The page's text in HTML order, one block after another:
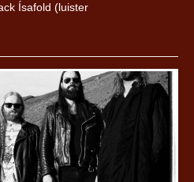
Ísafold (luister